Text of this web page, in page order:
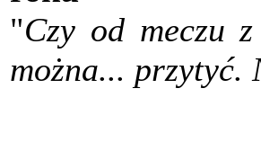
"Czy od meczu
można... przytyć.